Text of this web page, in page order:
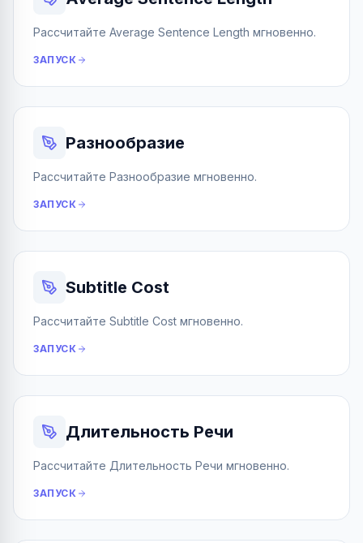
Рассчитайте Average Sentence Length мгновенно.
ЗАПУСК
Разнообразие
Рассчитайте Разнообразие мгновенно.
ЗАПУСК
Subtitle Cost
Рассчитайте Subtitle Cost мгновенно.
ЗАПУСК
Длительность Речи
Рассчитайте Длительность Речи мгновенно.
ЗАПУСК